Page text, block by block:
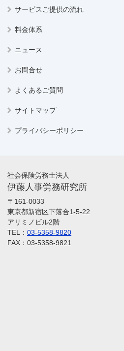
サービスご提供の流れ
料金体系
ニュース
お問合せ
よくあるご質問
サイトマップ
プライバシーポリシー
社会保険労務士法人
伊藤人事労務研究所
〒161-0033
東京都新宿区下落合1-5-22
アリミノビル2階
TEL： 03-5358-9820
FAX：03-5358-9821